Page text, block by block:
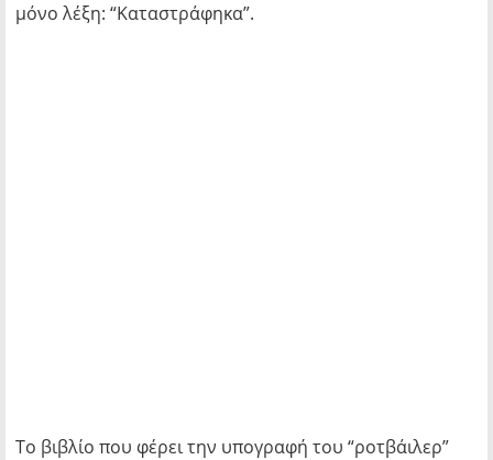
μόνο λέξη: “Καταστράφηκα”.
Το βιβλίο που φέρει την υπογραφή του “ροτβάιλερ”